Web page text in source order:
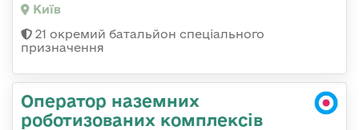
Київ
21 окремий батальйон спеціального
призначення
Оператор наземних
роботизованих комплексів